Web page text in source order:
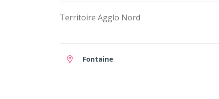
Territoire Agglo Nord
Fontaine